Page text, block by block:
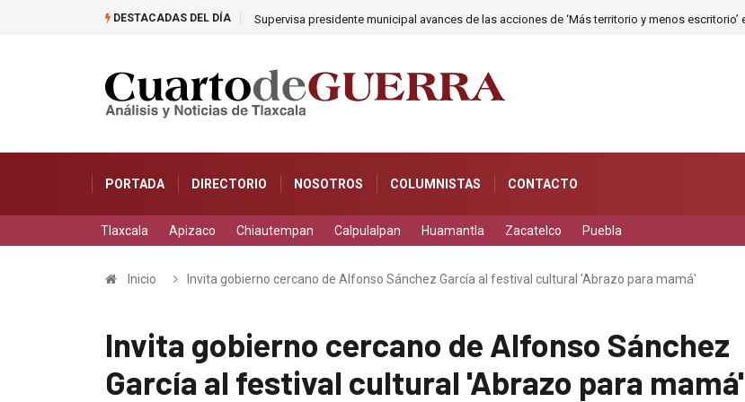
DESTACADAS DEL DÍA
Habitacional Cuatro Señoríos Encapuchados con armas roban auto en Españita; policías lo recuperan abandonado
PORTADA DIRECTORIO NOSOTROS COLUMNISTAS CONTACTO
Tlaxcala Apizaco Chiautempan Calpulalpan Huamantla Zacatelco Puebla
Inicio Invita gobierno cercano de Alfonso Sánchez García al festival cultural 'Abrazo para mamá'
Invita gobierno cercano de Alfonso Sánchez
García al festival cultural 'Abrazo para mamá'